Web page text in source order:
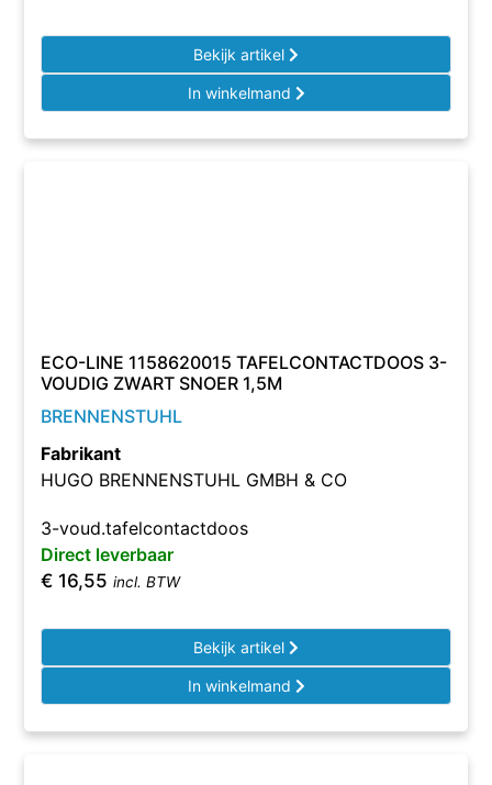
Bekijk artikel
In winkelmand
ECO-LINE 1158620015 TAFELCONTACTDOOS 3-
VOUDIG ZWART SNOER 1,5M
BRENNENSTUHL
Fabrikant
HUGO BRENNENSTUHL GMBH & CO
3-voud.tafelcontactdoos
Direct leverbaar
€ 16,55 incl. BTW
Bekijk artikel
In winkelmand